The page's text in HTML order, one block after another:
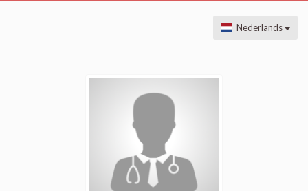
Nederlands